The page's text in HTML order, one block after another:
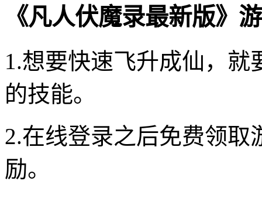
《凡人伏魔录最新版》
1.想要快速飞升成仙，
的技能。
2.在线登录之后免费领
励。